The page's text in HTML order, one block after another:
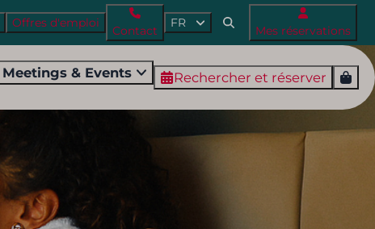
Offres d'emploi
Contact
FR
Mes réservations
Meetings & Events Rechercher et réserver